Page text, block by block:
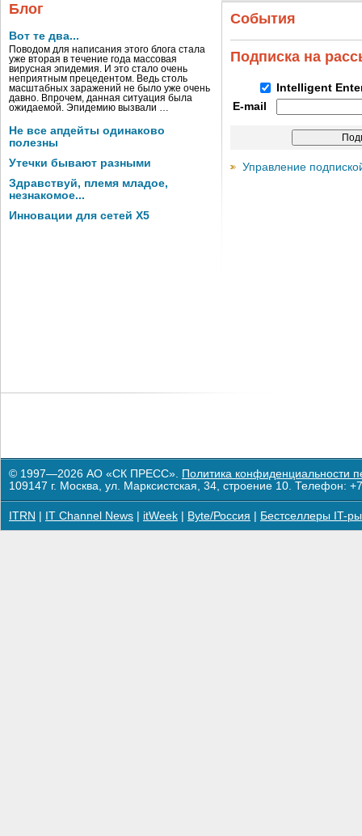
Блог
Вот те два...
Поводом для написания этого блога стала
уже вторая в течение года массовая
вирусная эпидемия. И это стало очень
неприятным прецедентом. Ведь столь
масштабных заражений не было уже очень
давно. Впрочем, данная ситуация была
ожидаемой. Эпидемию вызвали …
Не все апдейты одинаково
полезны
Утечки бывают разными
Здравствуй, племя младое,
незнакомое...
Инновации для сетей X5
События
Подписка на
Intelligent
E-mail
Управление
© 1997—2026 АО «СК ПРЕСС». Политика конфиденциальности
109147 г. Москва, ул. Марксистская, 34, строение 10. Телефон:
ITRN IT Channel News itWeek Byte/Россия Бестселлеры IT-